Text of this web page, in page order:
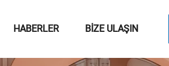
HABERLER BIZE ULAŞIN